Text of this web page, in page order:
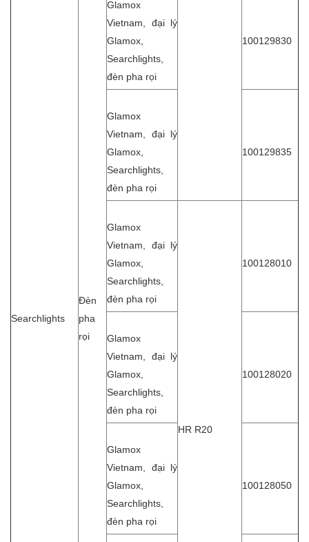
Searchlights
Đèn
pha
rọi
Glamox
Vietnam, đại lý
Glamox,
Searchlights,
đèn pha rọi
100129830
Glamox
Vietnam, đại lý
Glamox,
Searchlights,
đèn pha rọi
100129835
Glamox
Vietnam, đại lý
Glamox,
Searchlights,
đèn pha rọi
HR R20
100128010
Glamox
Vietnam, đại lý
Glamox,
Searchlights,
đèn pha rọi
100128020
Glamox
Vietnam, đại lý
Glamox,
Searchlights,
đèn pha rọi
100128050